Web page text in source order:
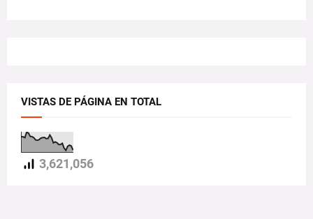
VISTAS DE PÁGINA EN TOTAL
3,621,056